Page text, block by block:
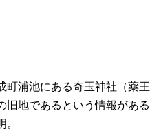
町浦池にある奇玉神社（薬王
旧地であるという情報がある